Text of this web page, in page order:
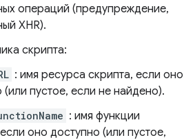
операций (предупреждение,
XHR).
скрипта:
: имя ресурса скрипта, если оно
(или пустое, если не найдено).
: имя функции
оно доступно (или пустое,